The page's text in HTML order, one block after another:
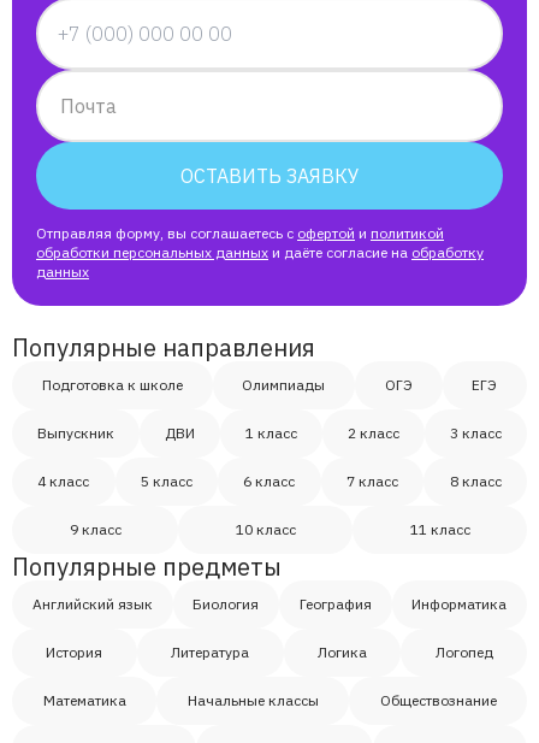
Почта
ОСТАВИТЬ ЗАЯВКУ
Отправляя форму, вы соглашаетесь с офертой и политикой
обработки персональных данных и даёте согласие на обработку
данных
Популярные направления
Подготовка к школе Олимпиады ОГЭ ЕГЭ
Выпускник ДВИ 1 класс 2 класс 3 класс
4 класс 5 класс 6 класс 7 класс 8 класс
9 класс 10 класс 11 класс
Популярные предметы
Английский язык Биология География Информатика
История Литература Логика Логопед
Математика Начальные классы Обществознание